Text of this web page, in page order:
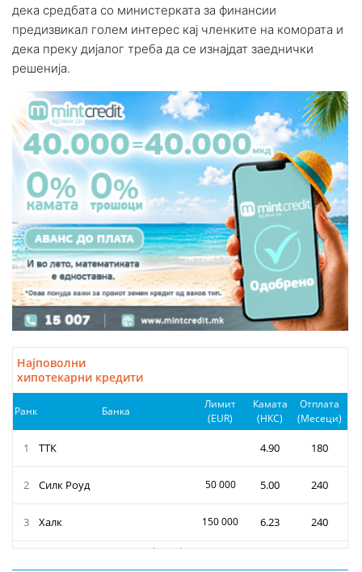
дека средбата со министерката за финансии
предизвикал голем интерес кај членките на комората и
дека преку дијалог треба да се изнајдат заеднички
решенија.